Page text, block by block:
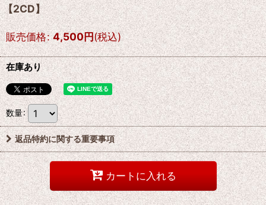
【2CD】
販売価格: 4,500円(税込)
在庫あり
数量:
返品特約に関する重要事項
カートに入れる